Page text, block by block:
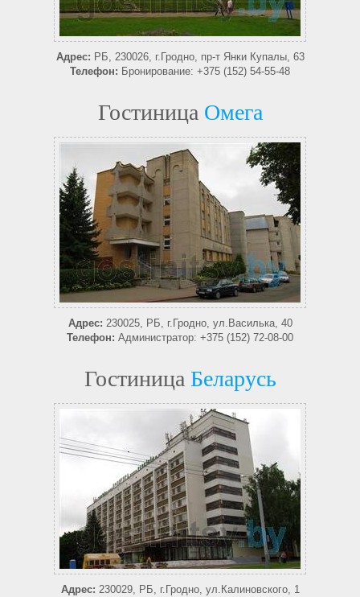
Адрес: РБ, 230026, г.Гродно, пр-т Янки Купалы, 63
Телефон: Бронирование: +375 (152) 54-55-48
ГостиницаОмега
Адрес: 230025, РБ, г.Гродно, ул.Василька, 40
Телефон: Администратор: +375 (152) 72-08-00
ГостиницаБеларусь
Адрес: 230029, РБ, г.Гродно, ул.Калиновского, 1